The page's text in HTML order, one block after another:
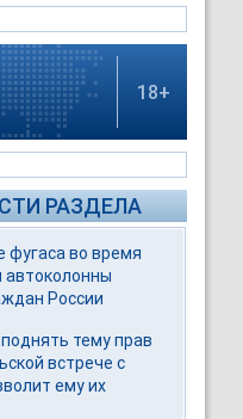
18+
РАЗДЕЛА
фугаса во время
автоколонны
России
тему прав
встрече с
ему их